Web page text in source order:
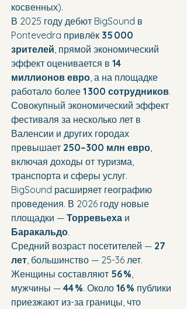
косвенных).
В 2025 году дебют BigSound в
Pontevedra привлёк 35 000
зрителей , прямой экономический
эффект оценивается в 14
миллионов евро , а на площадке
работало более 1 300 сотрудников.
Совокупный экономический эффект
фестиваля за несколько лет в
Валенсии и других городах
превышает 250–300 млн евро
включая доходы от туризма,
транспорта и сферы услуг.
BigSound расширяет географию
проведения. В 2026 году новые
площадки — Торревьеха и
Баракальдо.
Средний возраст посетителей — 27
лет , большинство — 25-36 лет.
Женщины составляют 56 %
мужчины — 44 %. Около 16 % публики
приезжают из-за границы, что